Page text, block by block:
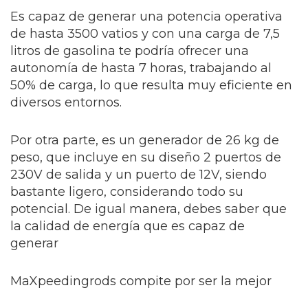
Es capaz de generar una potencia operativa
de hasta 3500 vatios y con una carga de 7,5
litros de gasolina te podría ofrecer una
autonomía de hasta 7 horas, trabajando al
50% de carga, lo que resulta muy eficiente en
diversos entornos.
Por otra parte, es un generador de 26 kg de
peso, que incluye en su diseño 2 puertos de
230V de salida y un puerto de 12V, siendo
bastante ligero, considerando todo su
potencial. De igual manera, debes saber que
la calidad de energía que es capaz de
generar
MaXpeedingrods compite por ser la mejor